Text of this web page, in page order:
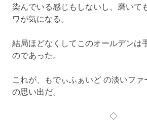
染んでいる感じもしないし、磨いて
ワが気になる。
結局ほどなくしてこのオールデンは
のであった。
これが、もでぃふぁいど の淡いフ
の思い出だ。
◇